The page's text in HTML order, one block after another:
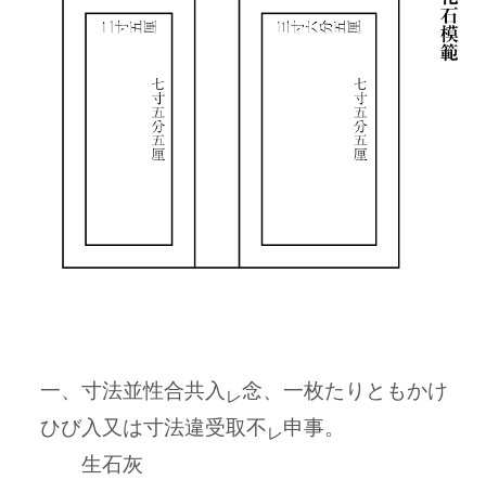
一、寸法並性合共入 レ念、一枚たりともかけ
ひび入又は寸法違受取不レ申事。
生石灰